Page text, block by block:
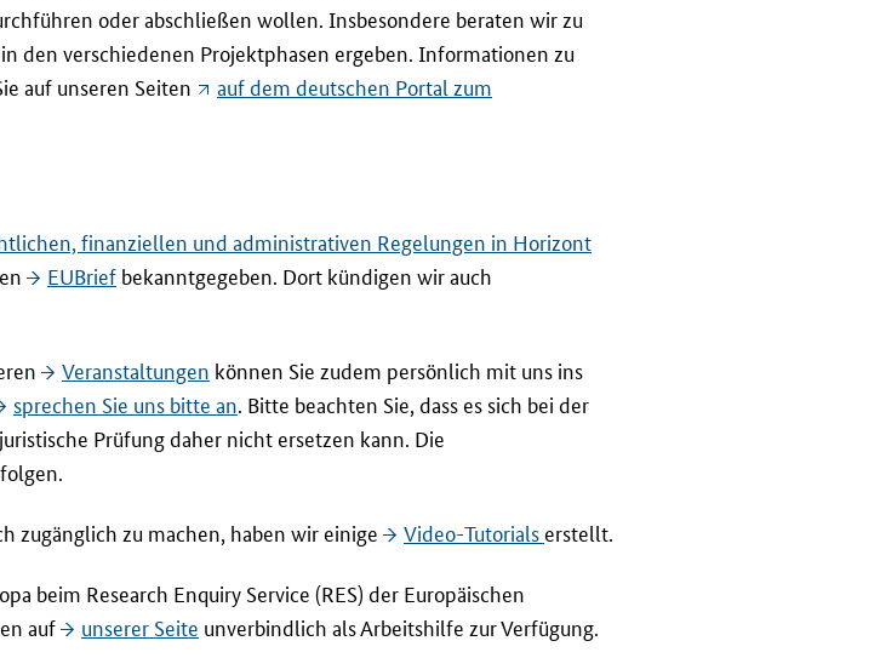
oder abschließen wollen. Insbesondere beraten wir zu
den verschiedenen Projektphasen ergeben. Informationen zu
auf unseren Seiten
auf dem deutschen Portal zum
finanziellen und administrativen Regelungen in Horizont
EUBrief bekanntgegeben. Dort kündigen wir auch
Veranstaltungen können Sie zudem persönlich mit uns ins
sprechen Sie uns bitte an. Bitte beachten Sie, dass es sich bei der
Prüfung daher nicht ersetzen kann. Die
zugänglich zu machen, haben wir einige Video-Tutorials erstellt.
beim Research Enquiry Service (RES) der Europäischen
auf
unserer Seite unverbindlich als Arbeitshilfe zur Verfügung.